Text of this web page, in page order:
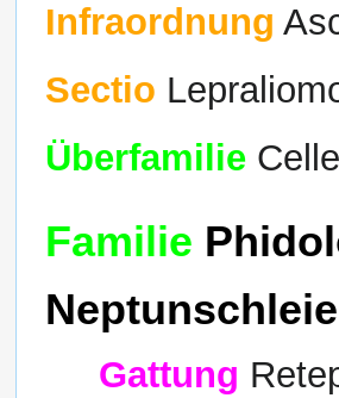
Infraordnung
Sectio
Überfamilie
Familie
Gattung